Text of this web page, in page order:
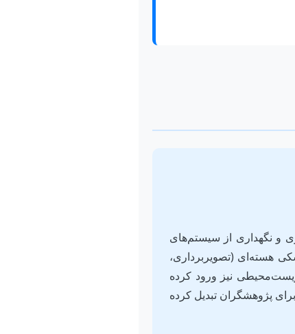
و نگهداری از سیستم‌های
هسته‌ای (تصویربرداری،
زیست‌محیطی نیز ورود کرده
پژوهشگران تبدیل کرده